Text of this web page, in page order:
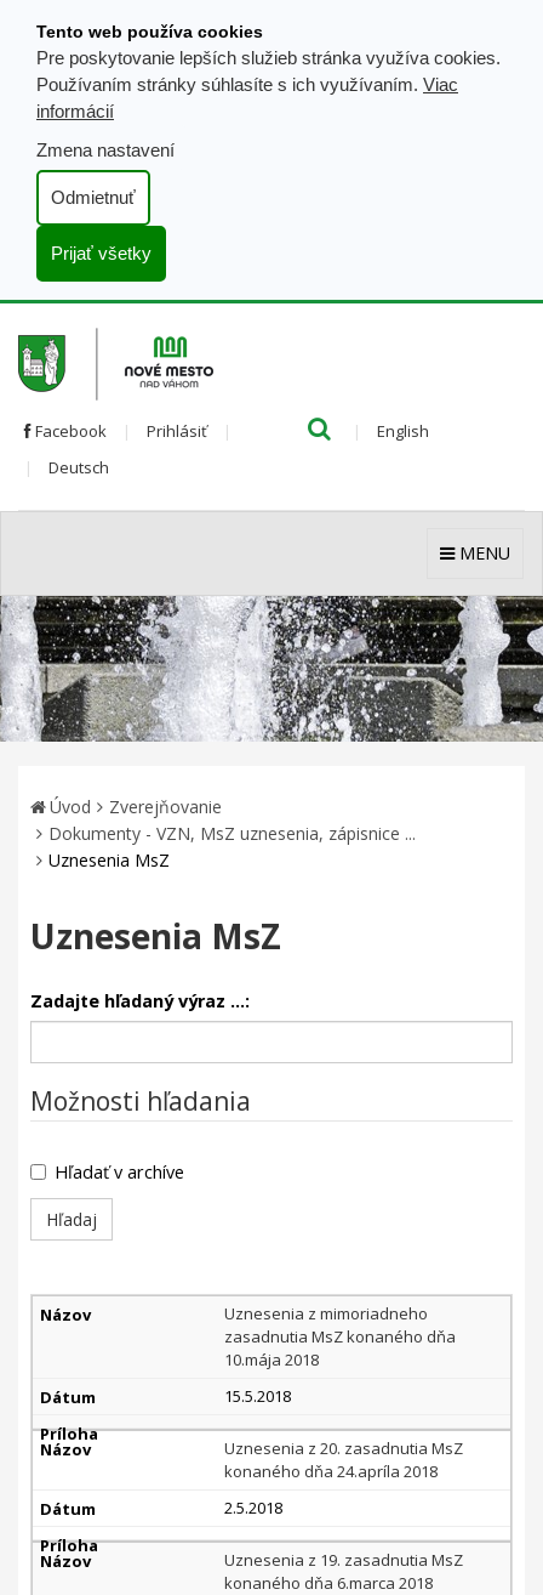
obsahu
Tento web používa cookies
Pre poskytovanie lepších služieb stránka využíva cookies.
Používaním stránky súhlasíte s ich využívaním. Viac
informácií
Zmena nastavení
Odmietnuť
Prijať všetky
Facebook Prihlásiť English
Deutsch
MENU
Úvod
Zverejňovanie
Dokumenty - VZN, MsZ uznesenia, zápisnice ...
Uznesenia MsZ
Uznesenia MsZ
Zadajte hľadaný výraz ...:
Možnosti hľadania
Hľadať v archíve
Uznesenia
Uznesenia z mimoriadneho
zasadnutia MsZ konaného dňa
10.mája 2018
15.5.2018
Uznesenia z 20. zasadnutia MsZ
konaného dňa 24.apríla 2018
2.5.2018
Uznesenia z 19. zasadnutia MsZ
konaného dňa 6.marca 2018